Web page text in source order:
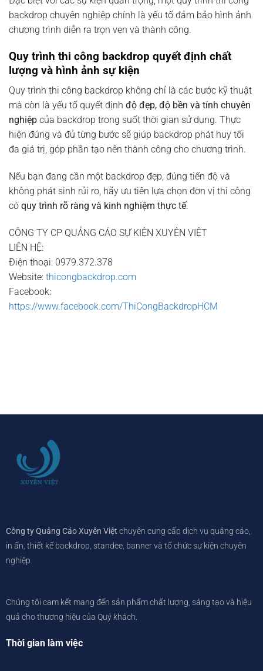
backdrop chuyên nghiệp chính là yếu tố đảm bảo hình ảnh
chương trình diễn ra trọn vẹn và thành công.
Quy trình thi công backdrop quyết định chất
lượng và hình ảnh sự kiện
Quy trình thi công backdrop không chỉ là các bước kỹ thuật
mà còn là yếu tố quyết định độ đẹp, độ bền và tính chuyên
nghiệp của backdrop trong suốt thời gian sử dụng. Thực
hiện đúng và đủ từng bước sẽ giúp backdrop phát huy tối
đa giá trị, góp phần tạo nên thành công cho chương trình.
Nếu bạn đang cần một backdrop đẹp, đúng tiến độ và
không phát sinh rủi ro, hãy ưu tiên lựa chọn đơn vị thi công
có quy trình rõ ràng và kinh nghiệm thực tế.
CÔNG TY CP QUẢNG CÁO SỰ KIỆN XUYÊN VIỆT
LIÊN HỆ:
Điện thoại: 0979.372.378
Website: thicongbackdrop.com
Facebook:
https://www.facebook.com/ThiCongBackdropHCM
Công ty Quảng Cáo Xuyên Việt chuyên cung cấp dịch vụ quảng cáo,
in ấn, thiết kế backdrop, standee, banner và tổ chức sự kiện chuyên
nghiệp.
Chúng tôi cam kết mang đến sản phẩm chất lượng, sáng tạo và hiệu
quả cho thương hiệu của Quý khách.
Thời gian làm việc